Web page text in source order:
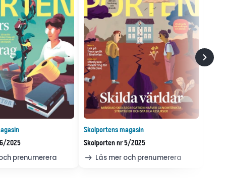
2025
prenumerera
Skolportens magasin
Skolporten nr 5/2025
Läs mer och prenumerera